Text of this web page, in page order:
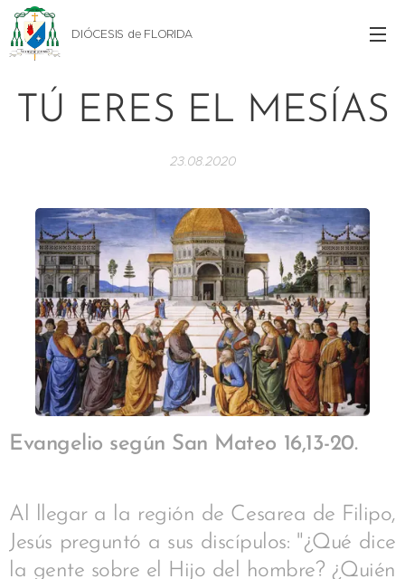
DIÓCESIS de FLORIDA
TÚ ERES EL MESÍAS
23.08.2020
Evangelio según San Mateo 16,13-20.
Al llegar a la región de Cesarea de Filipo,
Jesús preguntó a sus discípulos: "¿Qué dice
la gente sobre el Hijo del hombre? ¿Quién